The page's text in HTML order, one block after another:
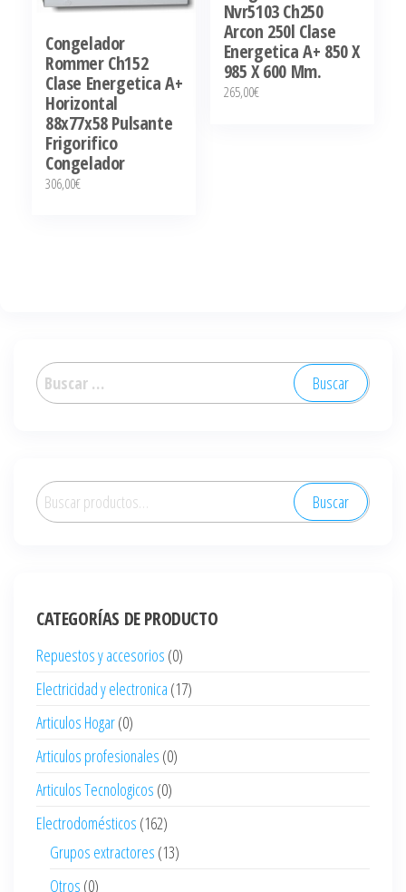
Congelador
Rommer Ch152
Clase Energetica A+
Horizontal
88x77x58 Pulsante
Frigorifico
Congelador
306,00€
Nvr5103 Ch250
Arcon 250l Clase
Energetica A+ 850 X
985 X 600 Mm.
265,00€
Buscar:
Buscar
por:
Buscar
CATEGORÍAS DE PRODUCTO
Repuestos y accesorios (0)
Electricidad y electronica (17)
Articulos Hogar(0)
Articulos profesionales (0)
Articulos Tecnologicos (0)
Electrodomésticos (162)
Grupos extractores (13)
Otros (0)